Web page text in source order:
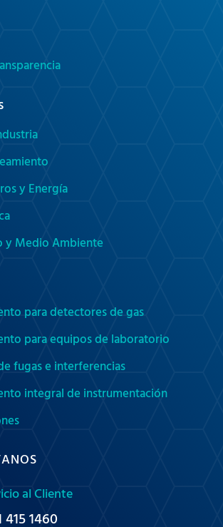
y Energía
y Medio Ambiente
para detectores de gas
para equipos de laboratorio
fugas e interferencias
integral de instrumentación
al Cliente
415 1460